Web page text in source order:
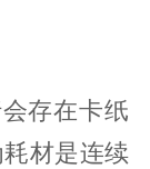
存在卡纸
材是连续